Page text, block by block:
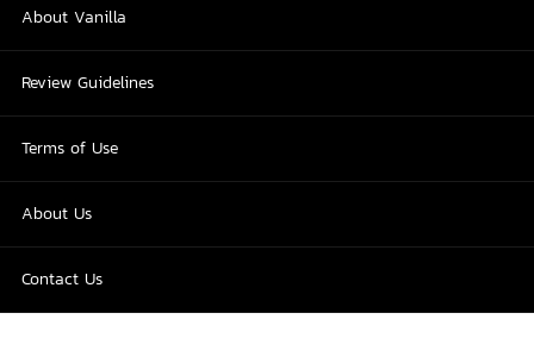
About Vanilla
Review Guidelines
Terms of Use
About Us
Contact Us